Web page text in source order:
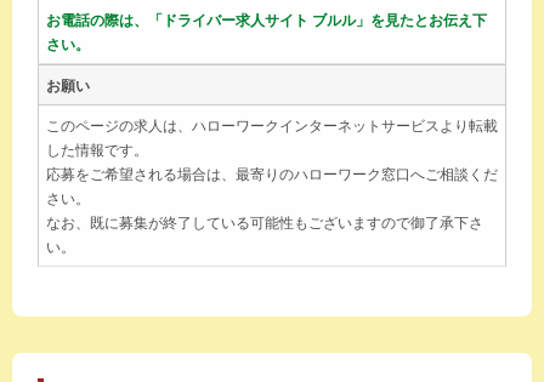
お電話の際は、「ドライバー求人サイト ブルル」を見たとお伝え下
さい。
お願い
このページの求人は、ハローワークインターネットサービスより転載
した情報です。
応募をご希望される場合は、最寄りのハローワーク窓口へご相談くだ
さい。
なお、既に募集が終了している可能性もございますので御了承下さ
い。